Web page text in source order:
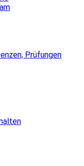
Prüfungen